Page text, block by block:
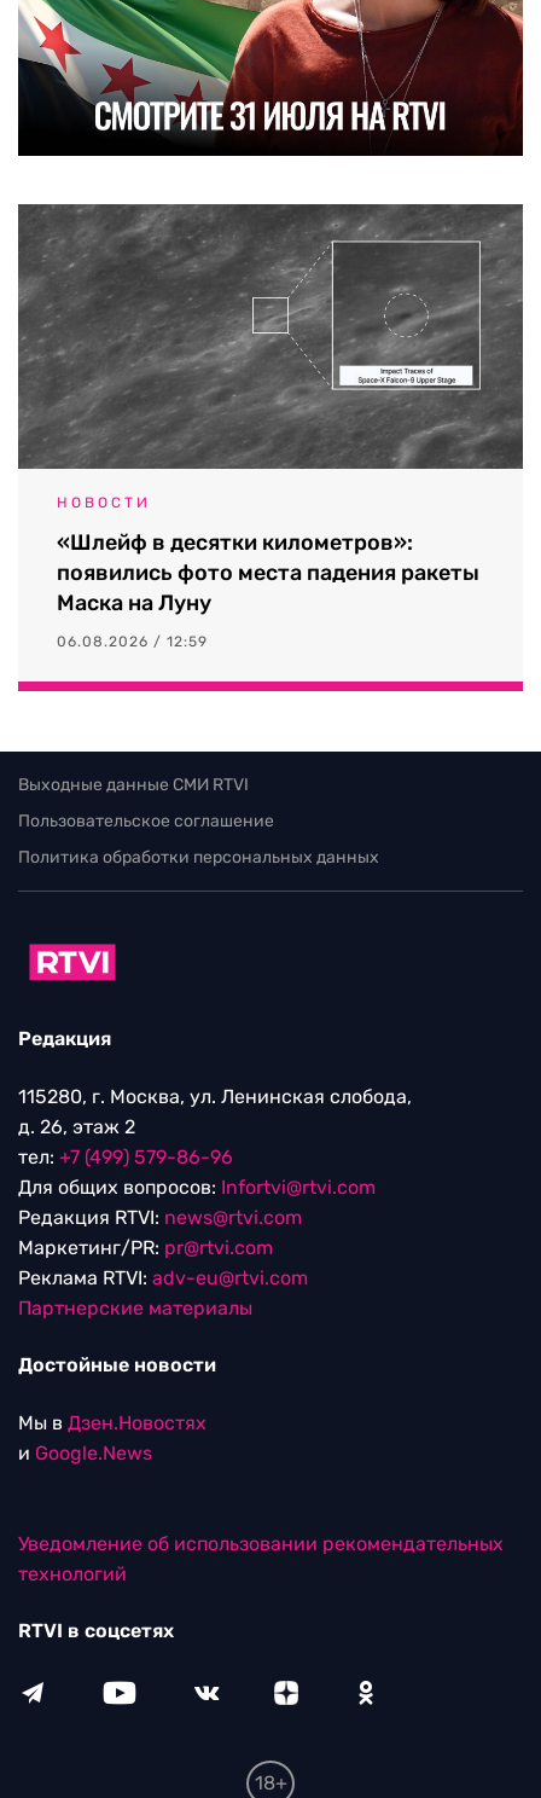
НОВОСТИ
«Шлейф в десятки километров»:
появились фото места падения ракеты
Маска на Луну
06.08.2026 / 12:59
Выходные данные СМИ RTVI
Пользовательское соглашение
Политика обработки персональных данных
Редакция
115280, г. Москва, ул. Ленинская слобода,
д. 26, этаж 2
тел: +7 (499) 579-86-96
Для общих вопросов: Infortvi@rtvi.com
Редакция RTVI: news@rtvi.com
Маркетинг/PR: pr@rtvi.com
Реклама RTVI: adv-eu@rtvi.com
Партнерские материалы
Достойные новости
Мы в Дзен.Новостях
и Google.News
Уведомление об использовании рекомендательных
технологий
RTVI в соцсетях
18+